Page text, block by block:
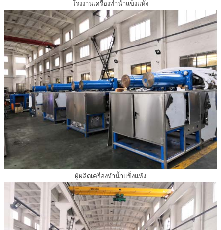
โรงงานเครื่องทำน้ำแข็งแห้ง
ผู้ผลิตเครื่องทำน้ำแข็งแห้ง